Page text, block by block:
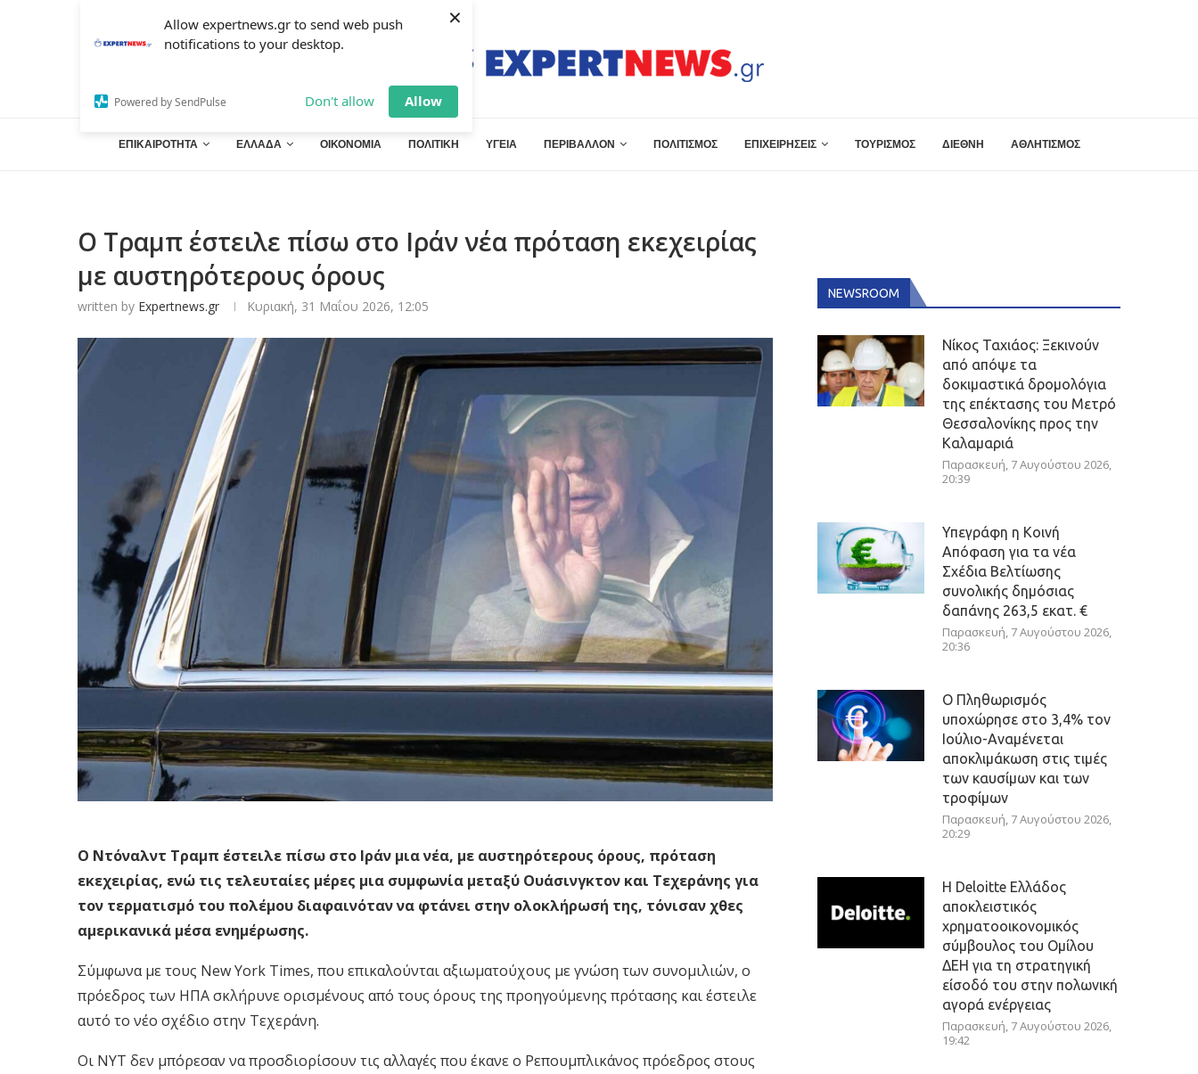
Allow expertnews.gr to send web push
notifications to your desktop.
Powered by SendPulse Don't allow Allow
×
ΕΠΙΚΑΙΡΟΤΗΤΑ ΕΛΛΑΔΑ ΟΙΚΟΝΟΜΙΑ ΠΟΛΙΤΙΚΗ ΥΓΕΙΑ ΠΕΡΙΒΑΛΛΟΝ ΠΟΛΙΤΙΣΜΟΣ ΕΠΙΧΕΙΡΗΣΕΙΣ ΤΟΥΡΙΣΜΟΣ ΔΙΕΘΝΗ ΑΘΛΗΤΙΣΜΟΣ
Ο Τραμπ έστειλε πίσω στο Ιράν νέα πρόταση εκεχειρίας
με αυστηρότερους όρους
written by Expertnews.gr Κυριακή, 31 Μαΐου 2026, 12:05
Ο Ντόναλντ Τραμπ έστειλε πίσω στο Ιράν μια νέα, με αυστηρότερους όρους, πρόταση
εκεχειρίας, ενώ τις τελευταίες μέρες μια συμφωνία μεταξύ Ουάσινγκτον και Τεχεράνης για
τον τερματισμό του πολέμου διαφαινόταν να φτάνει στην ολοκλήρωσή της, τόνισαν χθες
αμερικανικά μέσα ενημέρωσης.
Σύμφωνα με τους New York Times, που επικαλούνται αξιωματούχους με γνώση των συνομιλιών, ο
πρόεδρος των ΗΠΑ σκλήρυνε ορισμένους από τους όρους της προηγούμενης πρότασης και έστειλε
αυτό το νέο σχέδιο στην Τεχεράνη.
Οι NYT δεν μπόρεσαν να προσδιορίσουν τις αλλαγές που έκανε ο Ρεπουμπλικάνος πρόεδρος στους
NEWSROOM
Νίκος Ταχιάος: Ξεκινούν
από απόψε τα
δοκιμαστικά δρομολόγια
της επέκτασης του Μετρό
Θεσσαλονίκης προς την
Καλαμαριά
Παρασκευή, 7 Αυγούστου 2026,
20:39
Υπεγράφη η Κοινή
Απόφαση για τα νέα
Σχέδια Βελτίωσης
συνολικής δημόσιας
δαπάνης 263,5 εκατ. €
Παρασκευή, 7 Αυγούστου 2026,
20:36
Ο Πληθωρισμός
υποχώρησε στο 3,4% τον
Ιούλιο-Αναμένεται
αποκλιμάκωση στις τιμές
των καυσίμων και των
τροφίμων
Παρασκευή, 7 Αυγούστου 2026,
20:29
Η Deloitte Ελλάδος
αποκλειστικός
χρηματοοικονομικός
σύμβουλος του Ομίλου
ΔΕΗ για τη στρατηγική
είσοδό του στην πολωνική
αγορά ενέργειας
Παρασκευή, 7 Αυγούστου 2026,
19:42